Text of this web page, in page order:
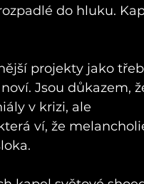
do hluku.
projekty jako
Jsou důkazem,
v krizi, ale
ví, že